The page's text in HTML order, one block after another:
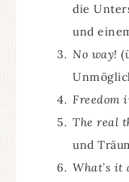
die
und
No way!
Freedom
The real
und
What’s it